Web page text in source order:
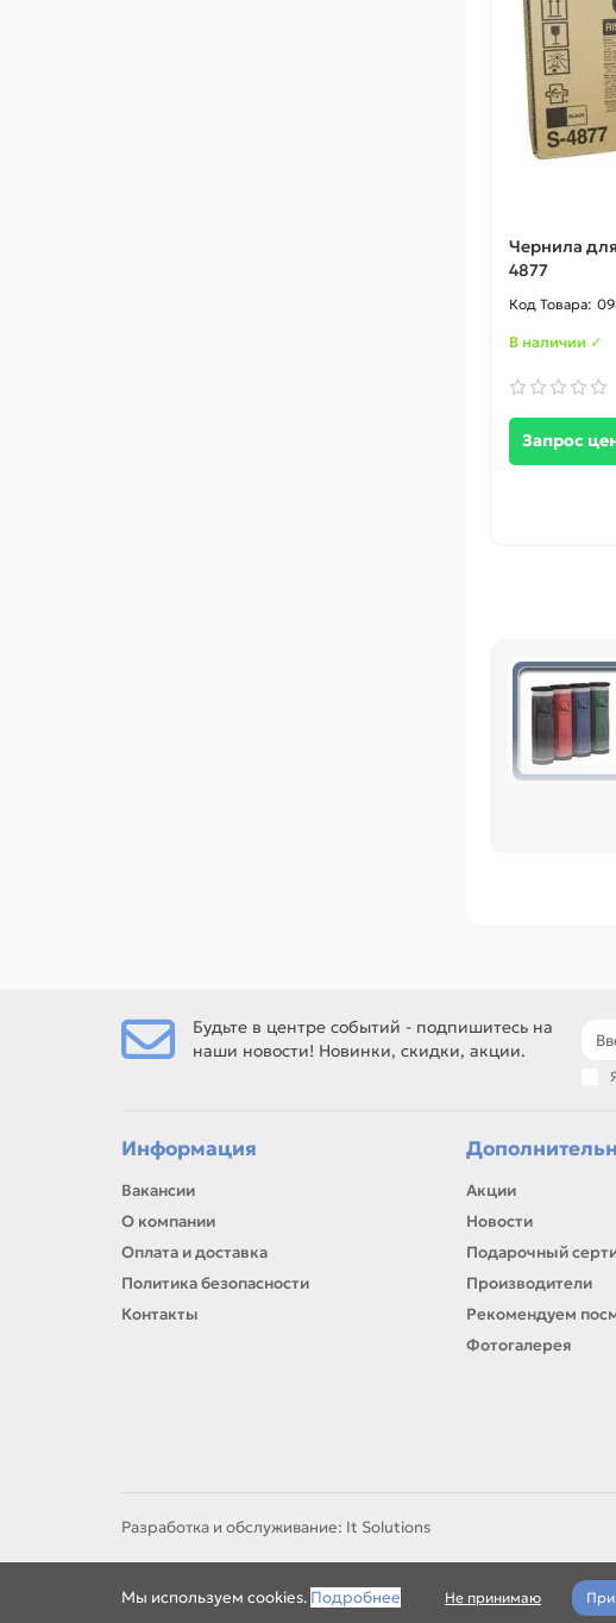
Чернила для
4877
В наличии ✓
Запрос
Мы используем cookies. Подробнее Не принимаю
Будьте в центре событий - подпишитесь на
наши новости! Новинки, скидки, акции.
Информация
Вакансии
О компании
Оплата и доставка
Политика безопасности
Контакты
Акции
Новости
Подарочный
Производители
Рекомендуем
Фотогалерея
Разработка и обслуживание: It Solutions